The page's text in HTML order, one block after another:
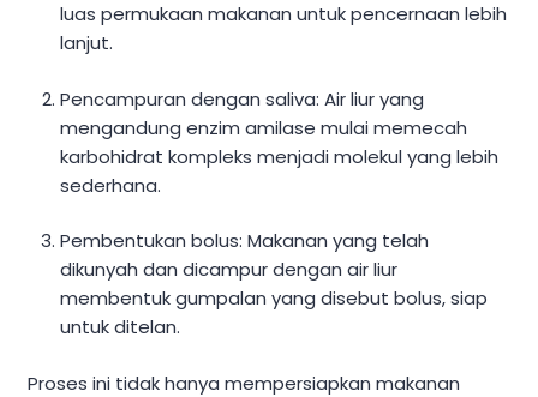
luas permukaan makanan untuk pencernaan lebih
lanjut.
Pencampuran dengan saliva: Air liur yang
mengandung enzim amilase mulai memecah
karbohidrat kompleks menjadi molekul yang lebih
sederhana.
Pembentukan bolus: Makanan yang telah
dikunyah dan dicampur dengan air liur
membentuk gumpalan yang disebut bolus, siap
untuk ditelan.
Proses ini tidak hanya mempersiapkan makanan